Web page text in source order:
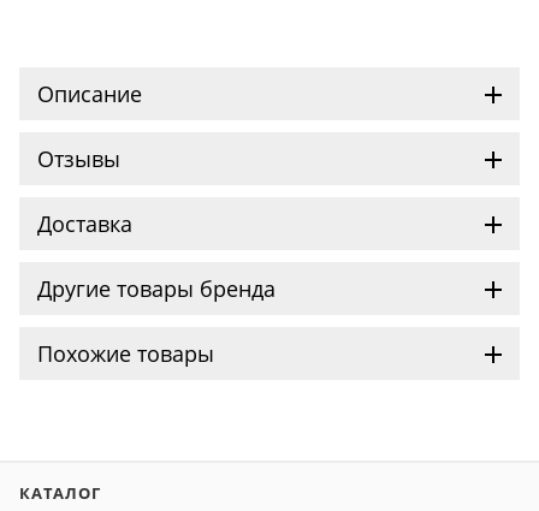
Описание
Отзывы
Доставка
Другие товары бренда
Похожие товары
КАТАЛОГ